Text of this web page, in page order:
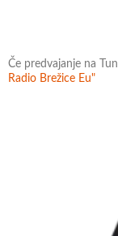
Če predvajanje na
Radio Brežice Eu"